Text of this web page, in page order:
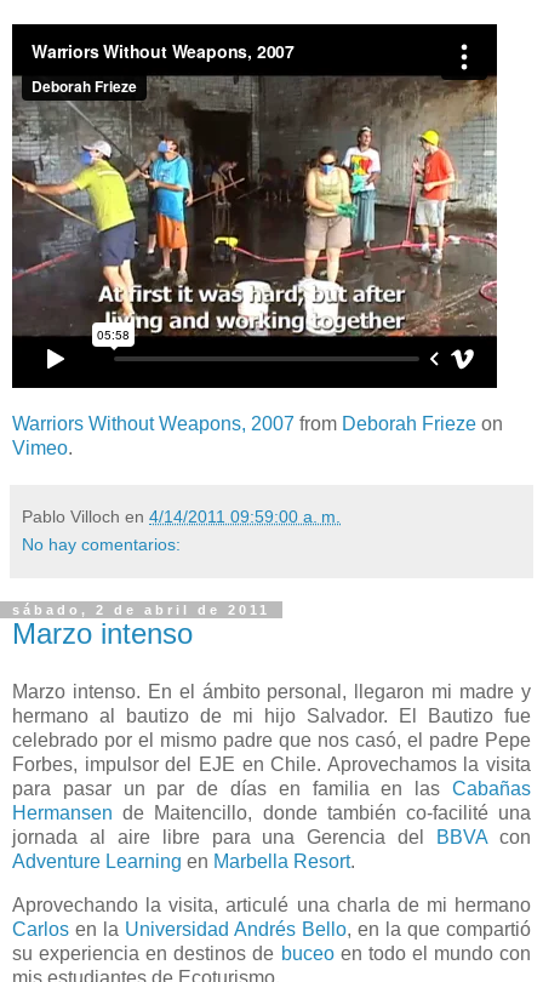
Warriors Without Weapons, 2007 from Deborah Frieze on
Vimeo.
Pablo Villoch en 4/14/2011 09:59:00 a. m.
No hay comentarios:
sábado, 2 de abril de 2011
Marzo intenso
Marzo intenso. En el ámbito personal, llegaron mi madre y
hermano al bautizo de mi hijo Salvador. El Bautizo fue
celebrado por el mismo padre que nos casó, el padre Pepe
Forbes, impulsor del EJE en Chile. Aprovechamos la visita
para pasar un par de días en familia en las Cabañas
Hermansen de Maitencillo, donde también co-facilité una
jornada al aire libre para una Gerencia del
BBVA con
Adventure Learning en Marbella Resort.
Aprovechando la visita, articulé una charla de mi hermano
Carlos en la Universidad Andrés Bello, en la que compartió
su experiencia en destinos de buceoen todo el mundo con
mis estudiantes de Ecoturismo.